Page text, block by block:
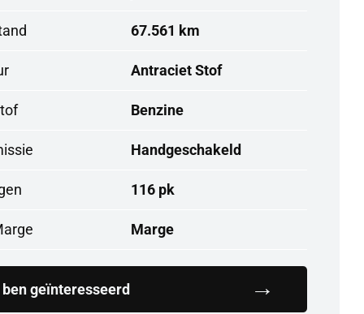
67.561 km
Antraciet Stof
Benzine
Handgeschakeld
116 pk
Marge
ben geïnteresseerd